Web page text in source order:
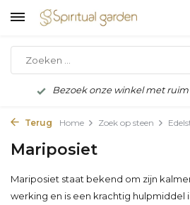
Bezoek onze winkel met
Terug Home Zoek op steen
Mariposiet
Mariposiet staat bekend om zijn
werking en is een krachtig hulpmiddel